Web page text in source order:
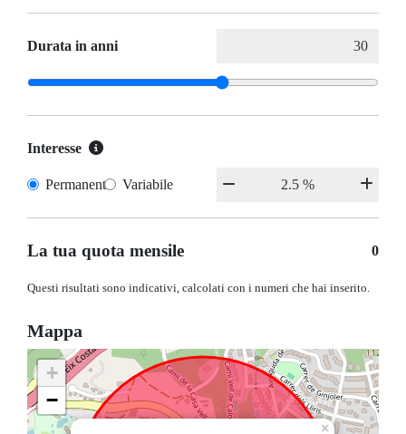
Durata in anni
Interesse
Permanente Variabile
La tua quota mensile 0
Questi risultati sono indicativi, calcolati con i numeri che hai inserito.
Mappa
×
+
−